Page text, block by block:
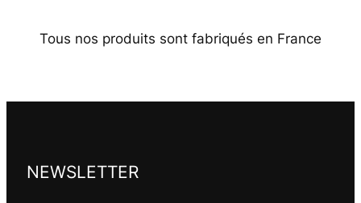
Tous nos produits sont fabriqués en France
NEWSLETTER